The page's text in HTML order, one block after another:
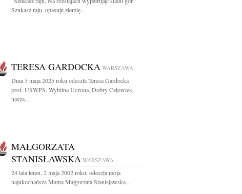
Szukasz raju, opasuje ziemię...
TERESA GARDOCKA WARSZAWA
Dnia 5 maja 2025 roku odeszła Teresa Gardocka
prof. USWPS, Wybitna Uczona, Dobry Człowiek,
nasza...
MAŁGORZATA
STANISŁAWSKA WARSZAWA
24 lata temu, 2 maja 2002 roku, odeszła moja
najukochańsza Mama Małgorzata Stanisławska...